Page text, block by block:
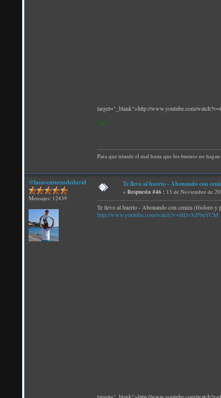
target="_blank">http://www.youtube.com/
750
Para que triunfe el mal basta que los buenos no
@lasaventurasdedavid
Mensajes: 12439
Te llevo al huerto - Abonando con
« Respuesta #46 : 13 de Noviembre de
Te llevo al huerto - Abonando con ceniza (fósforo y
http://www.youtube.com/watch?v=HDs3cPbuYCM